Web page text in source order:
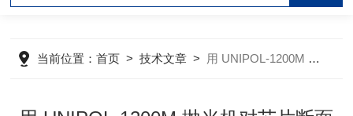
当前位置：首页 >技术文章 > 用 UNIPOL-1200M 抛光机对芯片断面的研磨抛光